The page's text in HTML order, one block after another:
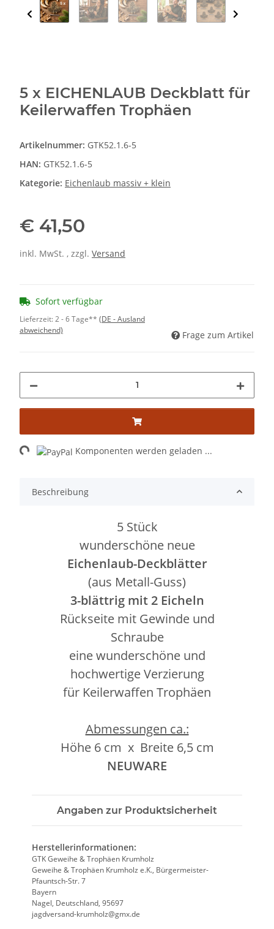
5 x EICHENLAUB Deckblatt für
Keilerwaffen Trophäen
Artikelnummer: GTK52.1.6-5
HAN: GTK52.1.6-5
Kategorie: Eichenlaub massiv + klein
€ 41,50
inkl. MwSt. , zzgl. Versand
Sofort verfügbar
Lieferzeit:2 - 6 Tage** (DE - Ausland
abweichend)
Frage zum Artikel
Loading... Komponenten werden geladen ...
Beschreibung
5 Stück
wunderschöne neue
Eichenlaub-Deckblätter
(aus Metall-Guss)
3-blättrig mit 2 Eicheln
Rückseite mit Gewinde und
Schraube
eine wunderschöne und
hochwertige Verzierung
für Keilerwaffen Trophäen
Abmessungen ca.:
Höhe 6 cm x Breite 6,5 cm
NEUWARE
Angaben zur Produktsicherheit
Herstellerinformationen:
GTK Geweihe & Trophäen Krumholz
Geweihe & Trophäen Krumholz e.K., Bürgermeister-
Pfauntsch-Str. 7
Bayern
Nagel, Deutschland, 95697
jagdversand-krumholz@gmx.de